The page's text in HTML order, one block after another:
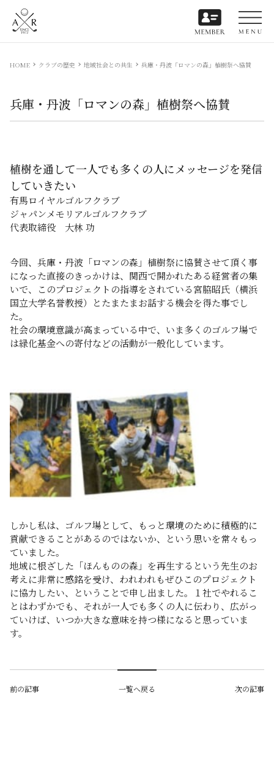
HOME クラブの歴史 地域社会との共生 兵庫・丹波「ロマンの森」植樹祭へ協賛
兵庫・丹波「ロマンの森」植樹祭へ協賛
植樹を通して一人でも多くの人にメッセージを発信
していきたい
有馬ロイヤルゴルフクラブ
ジャパンメモリアルゴルフクラブ
代表取締役 大林 功
今回、兵庫・丹波「ロマンの森」植樹祭に協賛させて頂く事
になった直接のきっかけは、関西で開かれたある経営者の集
いで、このプロジェクトの指導をされている宮脇昭氏（横浜
国立大学名誉教授）とたまたまお話する機会を得た事でし
た。
社会の環境意識が高まっている中で、いま多くのゴルフ場で
は緑化基金への寄付などの活動が一般化しています。
しかし私は、ゴルフ場として、もっと環境のために積極的に
貢献できることがあるのではないか、という思いを常々もっ
ていました。
地域に根ざした「ほんものの森」を再生するという先生のお
考えに非常に感銘を受け、われわれもぜひこのプロジェクト
に協力したい、ということで申し出ました。１社でやれるこ
とはわずかでも、それが一人でも多くの人に伝わり、広がっ
ていけば、いつか大きな意味を持つ様になると思っていま
す。
前の記事 一覧へ戻る 次の記事